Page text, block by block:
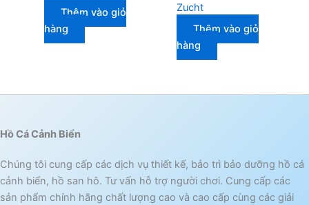
Thêm vào giỏ
hàng
Zucht
Thêm vào giỏ
hàng
Hồ Cá Cảnh Biển
Chúng tôi cung cấp các dịch vụ thiết kế, bảo trì bảo dưỡng hồ cá
cảnh biển, hồ san hô. Tư vấn hỗ trợ người chơi. Cung cấp các
sản phẩm chính hãng chất lượng cao và cao cấp cùng các giải